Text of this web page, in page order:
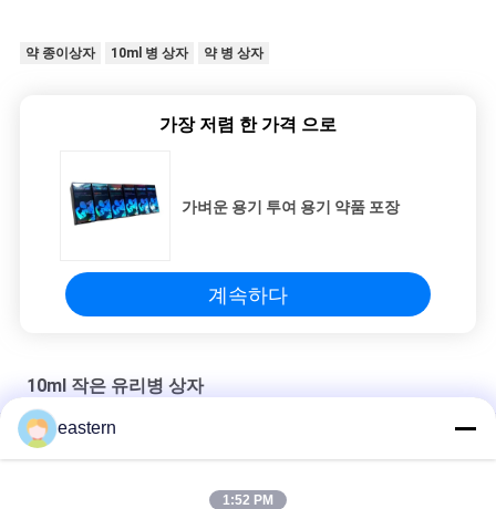
약 종이상자 10ml 병 상자 약 병 상자
가장 저렴 한 가격 으로
가벼운 용기 투여 용기 약품 포장
계속하다
10ml 작은 유리병 상자
CMYK/ Pantone 인쇄 약국 종이에 있는 10ml 방울 상자
맞춤형 10ml 방울 상자 스테로이드 데카바이올 포장용 종이 반짝
eastern
1:52 PM